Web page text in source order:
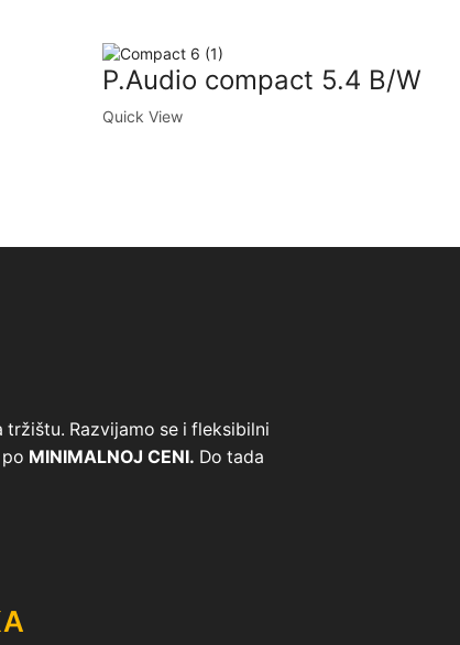
P.Audio compact 5.4 B/W
Quick View
Razvijamo se i fleksibilni
po MINIMALNOJ CENI. Do tada